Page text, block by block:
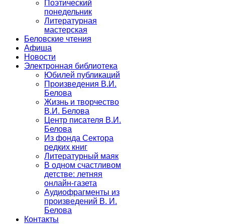
Поэтический
понедельник
Литературная
мастерская
Беловские чтения
Афиша
Новости
Электронная библиотека
Юбилей публикаций
Произведения В.И.
Белова
Жизнь и творчество
В.И. Белова
Центр писателя В.И.
Белова
Из фонда Сектора
редких книг
Литературный маяк
В одном счастливом
детстве: летняя
онлайн-газета
Аудиофрагменты из
произведений В. И.
Белова
Контакты